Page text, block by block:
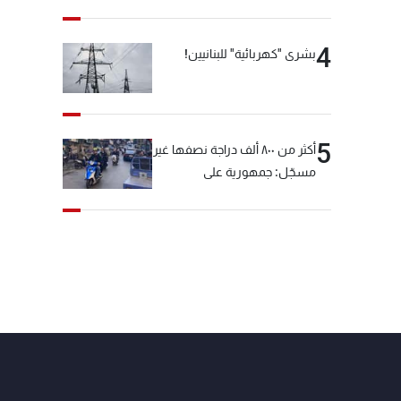
4بشرى "كهربائية" للبنانيين!
5
أكثر من ٨٠٠ ألف دراجة نصفها غير
مسجّل: جمهورية على